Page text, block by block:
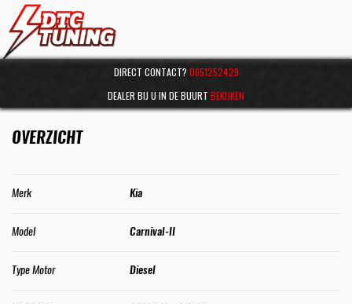
DIRECT CONTACT? 0651252429
DEALER BIJ U IN DE BUURT BEKIJKEN
OVERZICHT
Merk Kia
Model Carnival-II
Type Motor Diesel